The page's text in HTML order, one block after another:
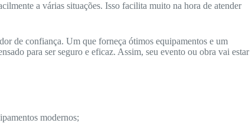
a várias situações. Isso facilita muito na hora de atender
de confiança. Um que forneça ótimos equipamentos e um
para ser seguro e eficaz. Assim, seu evento ou obra vai estar
modernos;